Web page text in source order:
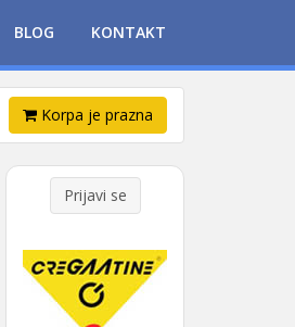
BLOG KONTAKT
Korpa je prazna
Prijavi se